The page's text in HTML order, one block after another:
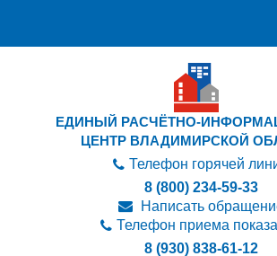
ЕДИНЫЙ РАСЧЁТНО-
ЦЕНТР ВЛАДИМИРСКОЙ
Телефон горячей
8 (800) 234-59-33
Написать
Телефон приема
8 (930) 838-61-12